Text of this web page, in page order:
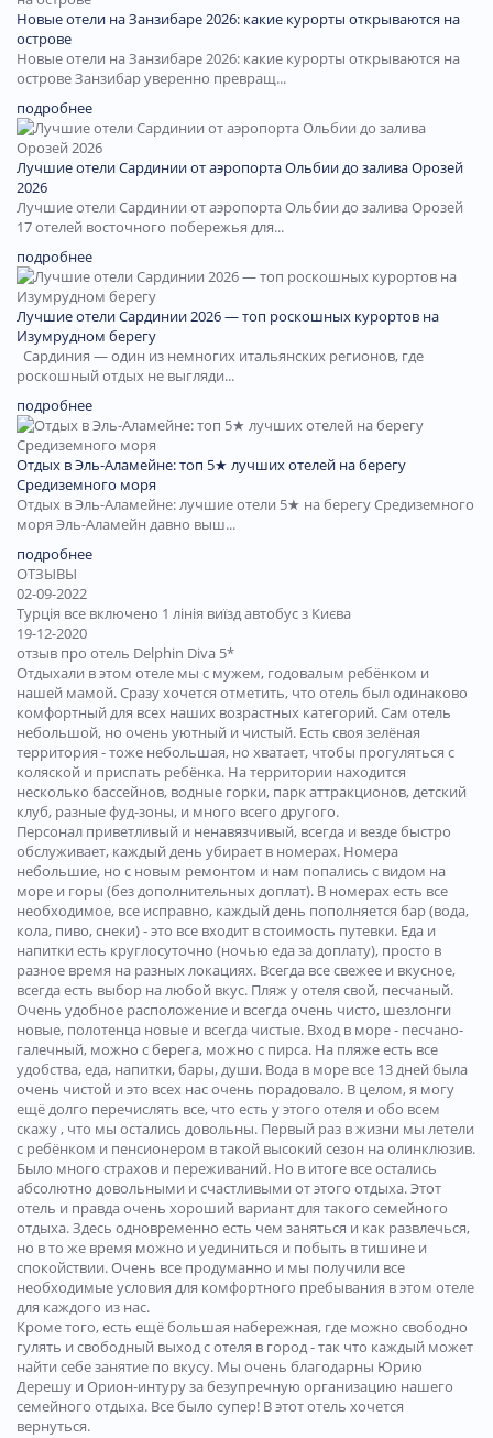
Новые отели на Занзибаре 2026: какие курорты открываются на
острове
Новые отели на Занзибаре 2026: какие курорты открываются на
острове Занзибар уверенно превращ...
подробнее
Лучшие отели Сардинии от аэропорта Ольбии до залива Орозей
2026
Лучшие отели Сардинии от аэропорта Ольбии до залива Орозей
17 отелей восточного побережья для...
подробнее
Лучшие отели Сардинии 2026 — топ роскошных курортов на
Изумрудном берегу
Сардиния — один из немногих итальянских регионов, где
роскошный отдых не выгляди...
подробнее
Отдых в Эль-Аламейне: топ 5★ лучших отелей на берегу
Средиземного моря
Отдых в Эль-Аламейне: лучшие отели 5★ на берегу Средиземного
моря Эль-Аламейн давно выш...
подробнее
ОТЗЫВЫ
02-09-2022
Турція все включено 1 лінія виїзд автобус з Києва
19-12-2020
отзыв про отель Delphin Diva 5*
Отдыхали в этом отеле мы с мужем, годовалым ребёнком и
нашей мамой. Сразу хочется отметить, что отель был одинаково
комфортный для всех наших возрастных категорий. Сам отель
небольшой, но очень уютный и чистый. Есть своя зелёная
территория - тоже небольшая, но хватает, чтобы прогуляться с
коляской и приспать ребёнка. На территории находится
несколько бассейнов, водные горки, парк аттракционов, детский
клуб, разные фуд-зоны, и много всего другого.
Персонал приветливый и ненавязчивый, всегда и везде быстро
обслуживает, каждый день убирает в номерах. Номера
небольшие, но с новым ремонтом и нам попались с видом на
море и горы (без дополнительных доплат). В номерах есть все
необходимое, все исправно, каждый день пополняется бар (вода,
кола, пиво, снеки) - это все входит в стоимость путевки. Еда и
напитки есть круглосуточно (ночью еда за доплату), просто в
разное время на разных локациях. Всегда все свежее и вкусное,
всегда есть выбор на любой вкус. Пляж у отеля свой, песчаный.
Очень удобное расположение и всегда очень чисто, шезлонги
новые, полотенца новые и всегда чистые. Вход в море - песчано-
галечный, можно с берега, можно с пирса. На пляже есть все
удобства, еда, напитки, бары, души. Вода в море все 13 дней была
очень чистой и это всех нас очень порадовало. В целом, я могу
ещё долго перечислять все, что есть у этого отеля и обо всем
скажу , что мы остались довольны. Первый раз в жизни мы летели
с ребёнком и пенсионером в такой высокий сезон на олинклюзив.
Было много страхов и переживаний. Но в итоге все остались
абсолютно довольными и счастливыми от этого отдыха. Этот
отель и правда очень хороший вариант для такого семейного
отдыха. Здесь одновременно есть чем заняться и как развлечься,
но в то же время можно и уединиться и побыть в тишине и
спокойствии. Очень все продуманно и мы получили все
необходимые условия для комфортного пребывания в этом отеле
для каждого из нас.
Кроме того, есть ещё большая набережная, где можно свободно
гулять и свободный выход с отеля в город - так что каждый может
найти себе занятие по вкусу. Мы очень благодарны Юрию
Дерешу и Орион-интуру за безупречную организацию нашего
семейного отдыха. Все было супер! В этот отель хочется
вернуться.